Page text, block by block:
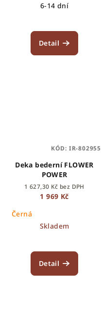
6-14 dní
Detail
Deka bederní FLOWER
POWER
1 627,30 Kč bez DPH
1 969 Kč
Černá
Skladem
Detail
KÓD: IR-802955